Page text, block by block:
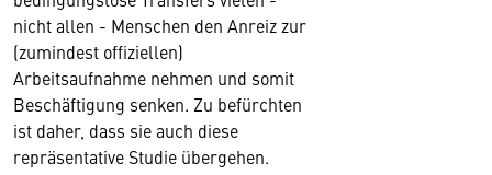
nicht allen - Menschen den Anreiz zur
(zumindest offiziellen)
Arbeitsaufnahme nehmen und somit
Beschäftigung senken. Zu befürchten
ist daher, dass sie auch diese
repräsentative Studie übergehen.